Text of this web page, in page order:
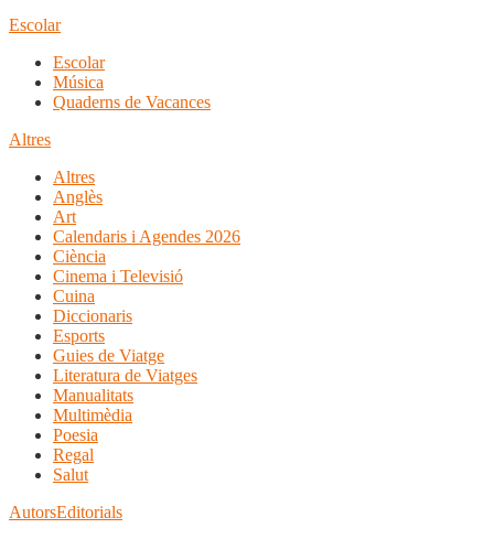
Escolar
Escolar
Música
Quaderns de Vacances
Altres
Altres
Anglès
Art
Calendaris i Agendes 2026
Ciència
Cinema i Televisió
Cuina
Diccionaris
Esports
Guies de Viatge
Literatura de Viatges
Manualitats
Multimèdia
Poesia
Regal
Salut
AutorsEditorials